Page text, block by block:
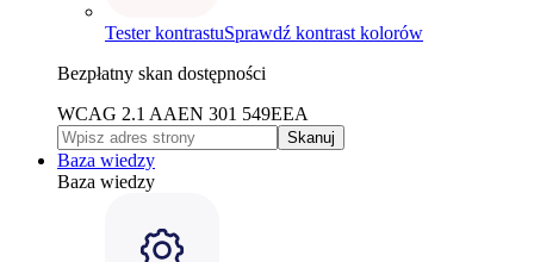
Tester kontrastuSprawdź kontrast kolorów
Bezpłatny skan dostępności
WCAG 2.1 AAEN 301 549EEA
Skanuj
Baza wiedzy
Baza wiedzy